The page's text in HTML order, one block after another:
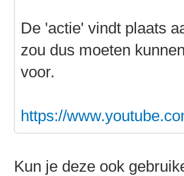
De 'actie' vindt plaats
zou dus moeten
voor.
https://
Kun je deze ook